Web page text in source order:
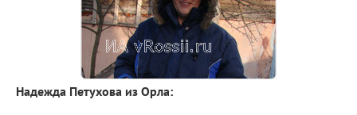
Надежда Петухова из Орла: